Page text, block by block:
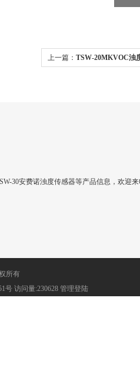
上一篇： TSW-20MKVOC浊
30安费诺浊度传感器等产品信息，欢迎
所有
号 访问量:230628 管理登陆